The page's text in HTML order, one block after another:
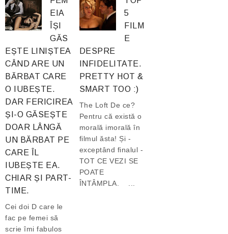
EIA
ÎȘI
GĂS
EȘTE LINIȘTEA
CÂND ARE UN
BĂRBAT CARE
O IUBEȘTE.
DAR FERICIREA
ȘI-O GĂSEȘTE
DOAR LÂNGĂ
UN BĂRBAT PE
CARE ÎL
IUBEȘTE EA.
CHIAR ȘI PART-
TIME.
Cei doi D care le
fac pe femei să
scrie îmi fabulos
5
FILM
E
DESPRE
INFIDELITATE.
PRETTY HOT &
SMART TOO :)
The Loft De ce?
Pentru că există o
morală imorală în
filmul ăsta! Și -
exceptând finalul -
TOT CE VEZI SE
POATE
ÎNTÂMPLA. ...